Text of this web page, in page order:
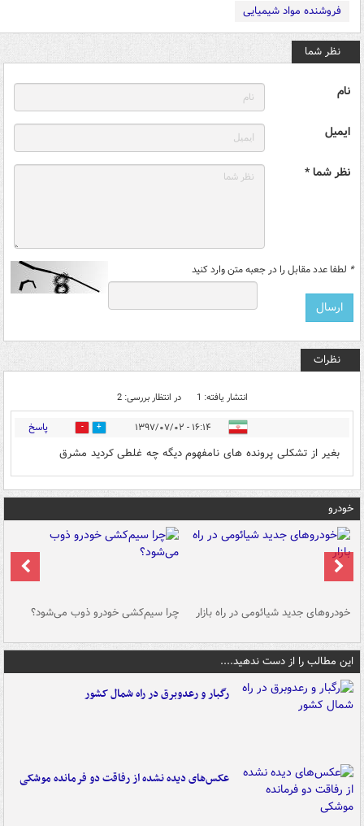
فروشنده مواد شیمیایی
نظر شما
نام
ایمیل
نظر شما *
* لطفا عدد مقابل را در جعبه متن وارد کنید
نظرات
انتشار یافته: 1 در انتظار بررسی: 2
۱۶:۱۴ - ۱۳۹۷/۰۷/۰۲ 0 پاسخ
بغیر از تشکلی پرونده های نامفهوم دیگه چه غلطی کردید مشرق
خودرو
خودروهای جدید شیائومی در راه بازار چرا سیم‌کشی خودرو ذوب می‌شود؟
این مطالب را از دست ندهید....
رگبار و رعدوبرق در راه شمال کشور
عکس‌های دیده نشده از رفاقت دو فرمانده‌ موشکی